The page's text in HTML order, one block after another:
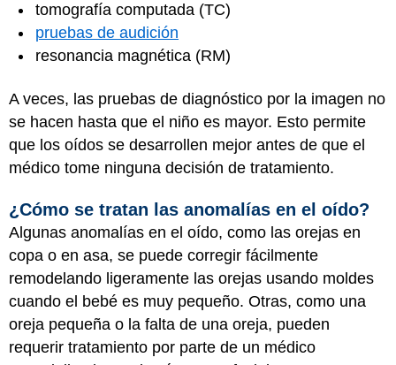
tomografía computada (TC)
pruebas de audición
resonancia magnética (RM)
A veces, las pruebas de diagnóstico por la imagen no
se hacen hasta que el niño es mayor. Esto permite
que los oídos se desarrollen mejor antes de que el
médico tome ninguna decisión de tratamiento.
¿Cómo se tratan las anomalías en el oído?
Algunas anomalías en el oído, como las orejas en
copa o en asa, se puede corregir fácilmente
remodelando ligeramente las orejas usando moldes
cuando el bebé es muy pequeño. Otras, como una
oreja pequeña o la falta de una oreja, pueden
requerir tratamiento por parte de un médico